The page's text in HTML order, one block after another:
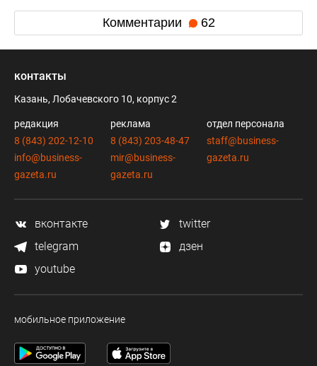
Комментарии 62
контакты
Казань, Лобачевского 10, корпус 2
редакция
8 (843) 202-12-10
info@business-
gazeta.ru
реклама
8 (843) 203-48-47
mir@business-
gazeta.ru
отдел персонала
staff@business-
gazeta.ru
вконтакте
twitter
telegram
дзен
youtube
мобильное приложение